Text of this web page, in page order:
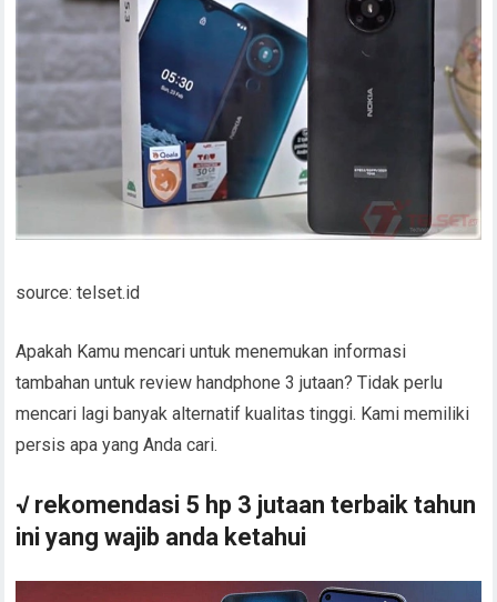
source: telset.id
Apakah Kamu mencari untuk menemukan informasi
tambahan untuk review handphone 3 jutaan? Tidak perlu
mencari lagi banyak alternatif kualitas tinggi. Kami memiliki
persis apa yang Anda cari.
√ rekomendasi 5 hp 3 jutaan terbaik tahun
ini yang wajib anda ketahui